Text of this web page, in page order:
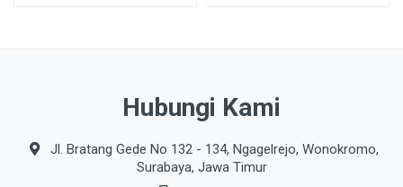
Hubungi Kami
Jl. Bratang Gede No 132 - 134, Ngagelrejo, Wonokromo,
Surabaya, Jawa Timur